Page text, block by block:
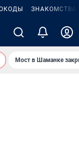
ЗНАКОМСТВА
Мост в Шаманке